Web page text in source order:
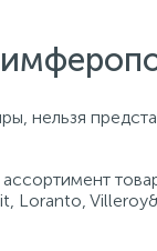
нельзя
Loranto,